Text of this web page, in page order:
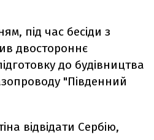
під час бесіди з
двостороннє
до будівництва
"Південний
відвідати Сербію,